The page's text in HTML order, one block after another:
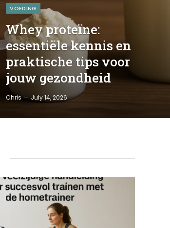
VOEDING
Whey proteïne:
essentiële kennis en
praktische tips voor
jouw gezondheid
Chris July 14, 2026